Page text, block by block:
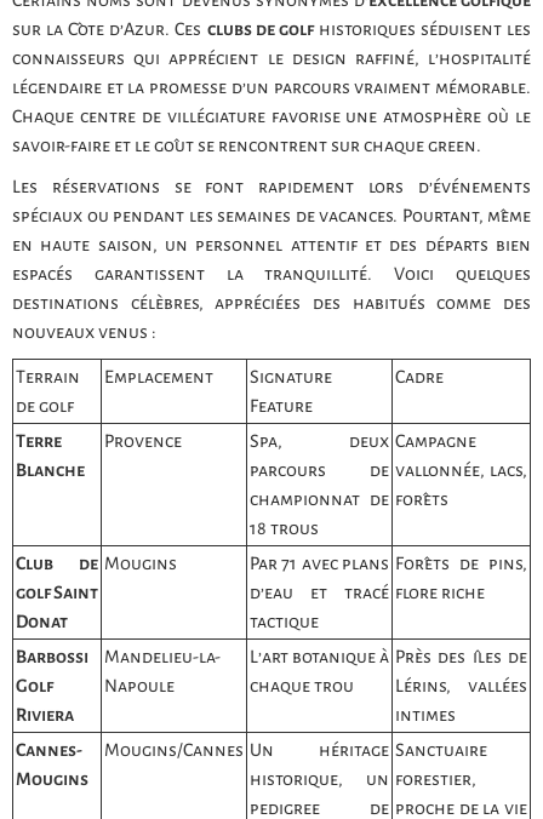
sur la Côte d’Azur. Ces clubs de golfhistoriques séduisent les
connaisseurs qui apprécient le design raffiné, l’hospitalité
légendaire et la promesse d’un parcours vraiment mémorable.
Chaque centre de villégiature favorise une atmosphère où le
savoir-faire et le goût se rencontrent sur chaque green.
Les réservations se font rapidement lors d’événements
spéciaux ou pendant les semaines de vacances. Pourtant, même
en haute saison, un personnel attentif et des départs bien
espacés garantissent la tranquillité. Voici quelques
destinations célèbres, appréciées des habitués comme des
nouveaux venus :
Terrain
de golf
Emplacement
Signature
Feature
Cadre
Terre
Blanche
Provence
Spa, deux
parcours de
championnat de
18 trous
Campagne
vallonnée, lacs,
forêts
Club de
golf Saint
Donat
Mougins
Par 71 avec plans
d’eau et tracé
tactique
Forêts de pins,
flore riche
Barbossi
Golf
Riviera
Mandelieu-la-
Napoule
L’art botanique à
chaque trou
Près des îles de
Lérins, vallées
intimes
Cannes-
Mougins
Mougins/Cannes Un héritage
historique, un
pedigree de
Sanctuaire
forestier,
proche de la vie